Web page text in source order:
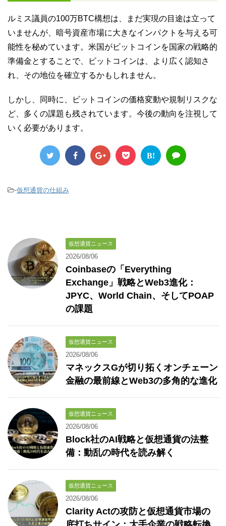
ルミス議員の100万BTC構想は、まだ実現の目途は立って
いませんが、暗号資産市場に大きなインパクトを与える可
能性を秘めています。米国がビットコインを国家の戦略的
準備金とすることで、ビットコインは、より広く認知さ
れ、その地位を確立するかもしれません。
しかし、同時に、ビットコインの価格変動や規制リスクな
ど、多くの課題も残されています。今後の動向を注視して
いく必要があります。
B!
-仮想通貨の仕組み
仮想通貨ニュース
2026/08/06
Coinbaseの「Everything
Exchange」戦略とWeb3進化：
JPYC、World Chain、そしてPOAP
の課題
仮想通貨ニュース
2026/08/06
マネックスGが切り拓くオンチェーン
金融の最前線とWeb3の多角的な進化
仮想通貨ニュース
2026/08/06
Block社のAI戦略と仮想通貨の法整
備：動乱の時代を読み解く
仮想通貨ニュース
2026/08/06
Clarity Actの攻防と仮想通貨市場の